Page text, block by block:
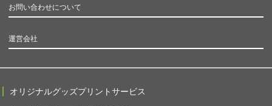
お問い合わせについて
運営会社
オリジナルグッズプリントサービス